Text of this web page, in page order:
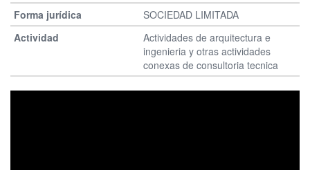
SOCIEDAD LIMITADA
Actividades de arquitectura e
ingenieria y otras actividades
conexas de consultoria tecnica